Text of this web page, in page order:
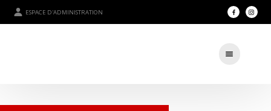
ESPACE D'ADMINISTRATION